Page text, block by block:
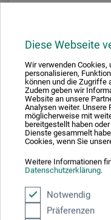
Diese Webseite
Wir verwenden Cookies,
personalisieren,
können und die Zugriffe
Zudem geben wir
Website an unsere
Analysen weiter.
möglicherweise mit
bereitgestellt haben
Dienste gesammelt
Cookies, wenn Sie
Weitere Informationen
Datenschutzerklärung.
Notwendig
Präferenzen
Thermocut 230/E
124,50 EUR *
zzgl. Versandkosten